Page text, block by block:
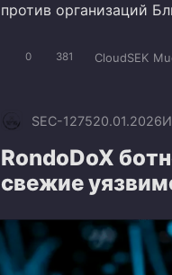
против организаций
0 381 CloudSEK
SEC-127520.01.2026
RondoDoX
свежие